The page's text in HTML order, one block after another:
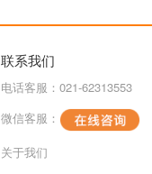
联系我们
电话客服：021-62313553
微信客服：
关于我们